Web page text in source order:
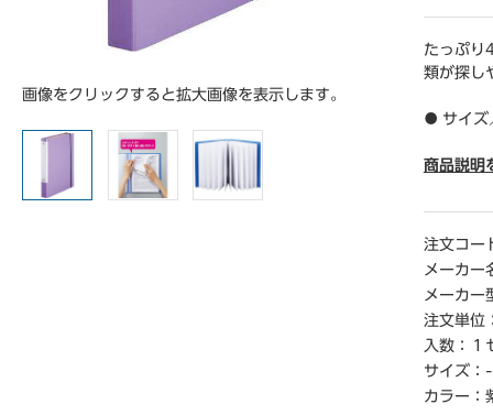
画像をクリックすると拡大画像を表示します。
たっぷり
類が探し
● サイズ
● カラ―
● マチ幅
● ポケッ
● 材質／
● 単位
【ご注意
※1セッ
※この商
商品説明
注文コー
メーカー
メーカー
注文単位
入数：
１
サイズ： -
カラー：